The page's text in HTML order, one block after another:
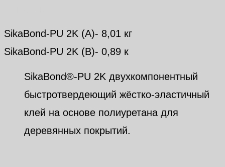
SikaBond-PU 2K (A)- 8,01 кг
SikaBond-PU 2K (B)- 0,89 к
SikaBond®-PU 2K двухкомпонентный
быстротвердеющий жёстко-эластичный
клей на основе полиуретана для
деревянных покрытий.